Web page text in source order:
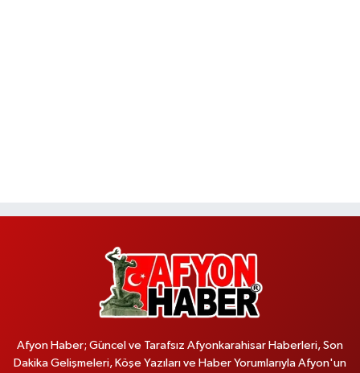
Afyon Haber; Güncel ve Tarafsız Afyonkarahisar Haberleri, Son
Dakika Gelişmeleri, Köşe Yazıları ve Haber Yorumlarıyla Afyon'un